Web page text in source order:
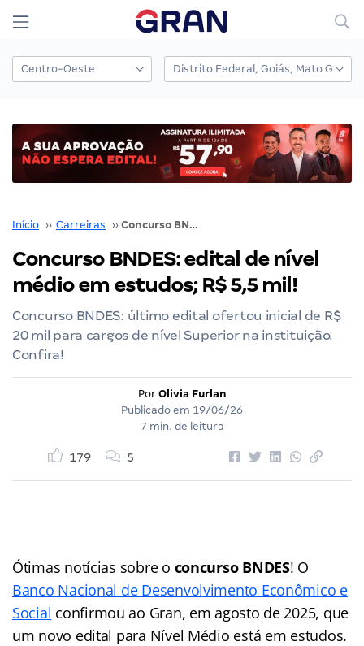
Início ›› Carreiras ›› Concurso BNDES: edital de nível médio em estudos; R$ 5,5 mil!
Concurso BNDES: edital de nível
médio em estudos; R$ 5,5 mil!
Concurso BNDES: último edital ofertou inicial de R$
20 mil para cargos de nível Superior na instituição.
Confira!
Por Olivia Furlan
Publicado em 19/06/26
7 min. de leitura
179 5
Ótimas notícias sobre o concurso BNDES! O
Banco Nacional de Desenvolvimento Econômico e
Social confirmou ao Gran, em agosto de 2025, que
um novo edital para Nível Médio está em estudos.